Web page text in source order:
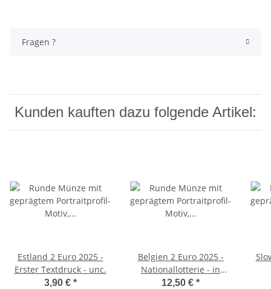
Fragen ?
Kunden kauften dazu folgende Artikel:
Estland 2 Euro 2025 -
Erster Textdruck - unc.
3,90 € *
Belgien 2 Euro 2025 -
Nationallotterie - in
franz. Coincard
12,50 € *